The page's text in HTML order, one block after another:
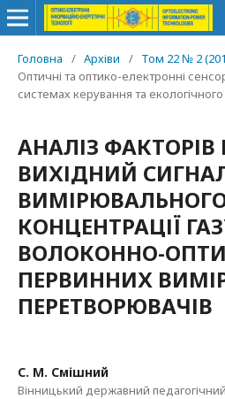
Головна / Архіви / Том 22 № 2
Оптичні та оптико-електронні
системах керування та
АНАЛІЗ
ВИХІДНИЙ
КОНЦЕНТРАЦІЇ
ВОЛОКОННО-
ПЕРВИННИХ
ПЕРЕТВОРЮВАЧІВ
С. М. Смішний
Вінницький державний педагогічний